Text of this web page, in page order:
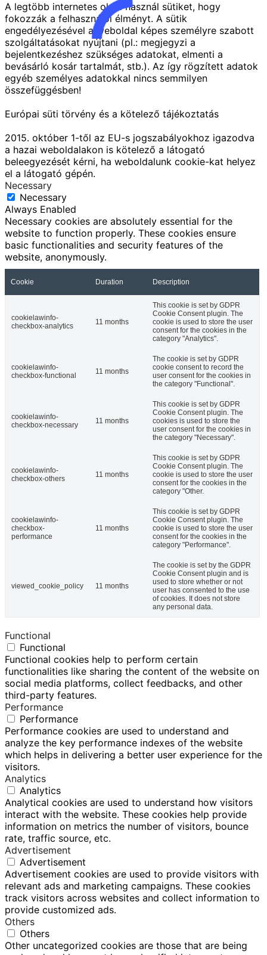
A legtöbb internetes oldal használ sütiket, hogy
fokozzák a felhasználói élményt. A sütik
engedélyezésével a weboldal képes személyre szabott
szolgáltatásokat nyújtani (pl.: megjegyzi a
bejelentkezéshez szükséges adatokat, elmenti a
bevásárló kosár tartalmát, stb.). Az így rögzített adatok
egyéb személyes adatokkal nincs semmilyen
összefüggésben!
Európai süti törvény és a kötelező tájékoztatás
2015. október 1-től az EU-s jogszabályokhoz igazodva
a hazai weboldalakon is kötelező a látogató
beleegyezését kérni, ha weboldalunk cookie-kat helyez
el a látogató gépén.
Necessary
Necessary
Always Enabled
Necessary cookies are absolutely essential for the
website to function properly. These cookies ensure
basic functionalities and security features of the
website, anonymously.
Cookie Duration Description
cookielawinfo-
checkbox-analytics
11 months
This cookie is set by GDPR
Cookie Consent plugin. The
cookie is used to store the user
consent for the cookies in the
category "Analytics".
cookielawinfo-
checkbox-functional
11 months
The cookie is set by GDPR
cookie consent to record the
user consent for the cookies in
the category "Functional".
cookielawinfo-
checkbox-necessary
11 months
This cookie is set by GDPR
Cookie Consent plugin. The
cookies is used to store the
user consent for the cookies in
the category "Necessary".
cookielawinfo-
checkbox-others
11 months
This cookie is set by GDPR
Cookie Consent plugin. The
cookie is used to store the user
consent for the cookies in the
category "Other.
cookielawinfo-
checkbox-
performance
11 months
This cookie is set by GDPR
Cookie Consent plugin. The
cookie is used to store the user
consent for the cookies in the
category "Performance".
viewed_cookie_policy 11 months
The cookie is set by the GDPR
Cookie Consent plugin and is
used to store whether or not
user has consented to the use
of cookies. It does not store
any personal data.
Functional
Functional
Functional cookies help to perform certain
functionalities like sharing the content of the website on
social media platforms, collect feedbacks, and other
third-party features.
Performance
Performance
Performance cookies are used to understand and
analyze the key performance indexes of the website
which helps in delivering a better user experience for the
visitors.
Analytics
Analytics
Analytical cookies are used to understand how visitors
interact with the website. These cookies help provide
information on metrics the number of visitors, bounce
rate, traffic source, etc.
Advertisement
Advertisement
Advertisement cookies are used to provide visitors with
relevant ads and marketing campaigns. These cookies
track visitors across websites and collect information to
provide customized ads.
Others
Others
Other uncategorized cookies are those that are being